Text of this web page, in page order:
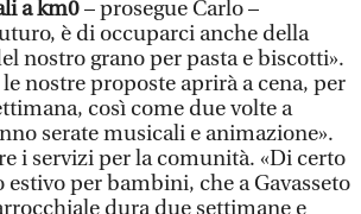
a km0– prosegue Carlo –
è di occuparci anche della
nostro grano per pasta e biscotti».
nostre proposte aprirà a cena, per
così come due volte a
serate musicali e animazione».
i servizi per la comunità. «Di certo
per bambini, che a Gavasseto
dura due settimane e